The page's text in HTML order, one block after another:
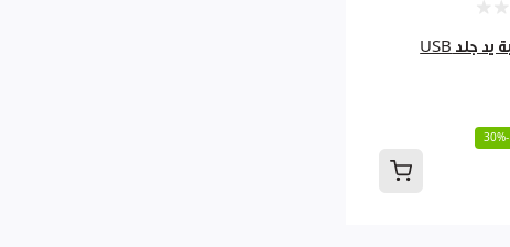
تيبل لامب طابة يد جلد USB
-30%